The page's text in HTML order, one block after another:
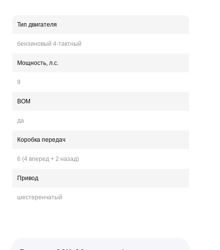
Тип двигателя
бензиновый 4-тактный
Мощность, л.с.
9
ВОМ
да
Коробка передач
6 (4 вперед + 2 назад)
Привод
шестеренчатый